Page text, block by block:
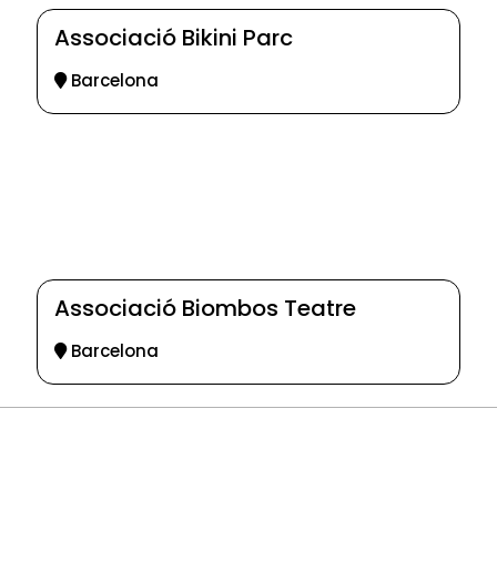
Associació Bikini Parc
Barcelona
Associació Biombos Teatre
Barcelona